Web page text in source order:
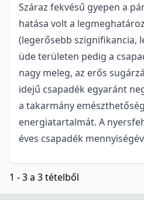
Száraz fekvésű gyepen a
hatása volt a
(legerősebb szignifikancia,
üde területen pedig a
nagy meleg, az erős
idejű csapadék egyaránt
a takarmány
energiatartalmát. A
éves csapadék
1 - 3 a 3 tételből